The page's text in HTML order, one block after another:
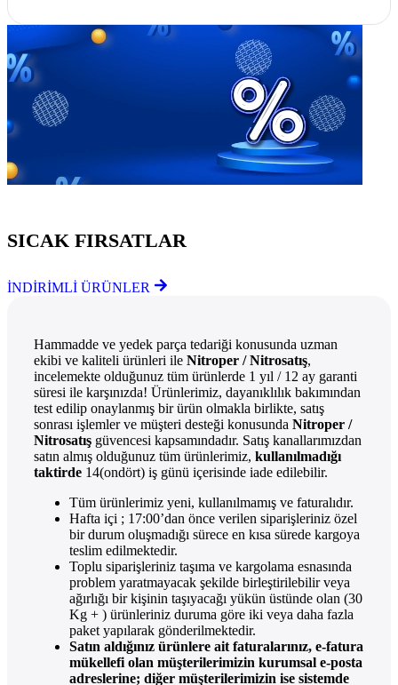
SICAK FIRSATLAR
İNDİRİMLİ ÜRÜNLER
Hammadde ve yedek parça tedariği konusunda uzman
ekibi ve kaliteli ürünleri ile Nitroper / Nitrosatış,
incelemekte olduğunuz tüm ürünlerde 1 yıl / 12 ay garanti
süresi ile karşınızda! Ürünlerimiz, dayanıklılık bakımından
test edilip onaylanmış bir ürün olmakla birlikte, satış
sonrası işlemler ve müşteri desteği konusunda Nitroper /
Nitrosatış güvencesi kapsamındadır. Satış kanallarımızdan
satın almış olduğunuz tüm ürünlerimiz, kullanılmadığı
taktirde 14(ondört) iş günü içerisinde iade edilebilir.
Tüm ürünlerimiz yeni, kullanılmamış ve faturalıdır.
Hafta içi ; 17:00’dan önce verilen siparişleriniz özel
bir durum oluşmadığı sürece en kısa sürede kargoya
teslim edilmektedir.
Toplu siparişleriniz taşıma ve kargolama esnasında
problem yaratmayacak şekilde birleştirilebilir veya
ağırlığı bir kişinin taşıyacağı yükün üstünde olan (30
Kg + ) ürünleriniz duruma göre iki veya daha fazla
paket yapılarak gönderilmektedir.
Satın aldığınız ürünlere ait faturalarınız, e-fatura
mükellefi olan müşterilerimizin kurumsal e-posta
adreslerine; diğer müşterilerimizin ise sistemde